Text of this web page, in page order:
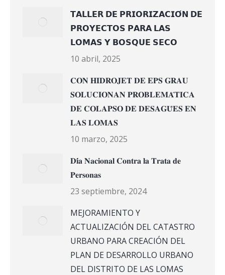
𝗧𝗔𝗟𝗟𝗘𝗥 𝗗𝗘 𝗣𝗥𝗜𝗢𝗥𝗜𝗭𝗔𝗖𝗜𝗢́𝗡 𝗗𝗘
𝗣𝗥𝗢𝗬𝗘𝗖𝗧𝗢𝗦 𝗣𝗔𝗥𝗔 𝗟𝗔𝗦
𝗟𝗢𝗠𝗔𝗦 𝗬 𝗕𝗢𝗦𝗤𝗨𝗘 𝗦𝗘𝗖𝗢
10 abril, 2025
𝐂𝐎𝐍 𝐇𝐈𝐃𝐑𝐎𝐉𝐄𝐓 𝐃𝐄 𝐄𝐏𝐒 𝐆𝐑𝐀𝐔
𝐒𝐎𝐋𝐔𝐂𝐈𝐎𝐍𝐀𝐍 𝐏𝐑𝐎𝐁𝐋𝐄𝐌𝐀́𝐓𝐈𝐂𝐀
𝐃𝐄 𝐂𝐎𝐋𝐀𝐏𝐒𝐎 𝐃𝐄 𝐃𝐄𝐒𝐀𝐆𝐔̈𝐄𝐒 𝐄𝐍
𝐋𝐀𝐒 𝐋𝐎𝐌𝐀𝐒
10 marzo, 2025
𝐃𝐢́𝐚 𝐍𝐚𝐜𝐢𝐨𝐧𝐚𝐥 𝐂𝐨𝐧𝐭𝐫𝐚 𝐥𝐚 𝐓𝐫𝐚𝐭𝐚 𝐝𝐞
𝐏𝐞𝐫𝐬𝐨𝐧𝐚𝐬
23 septiembre, 2024
MEJORAMIENTO Y
ACTUALIZACIÓN DEL CATASTRO
URBANO PARA CREACIÓN DEL
PLAN DE DESARROLLO URBANO
DEL DISTRITO DE LAS LOMAS